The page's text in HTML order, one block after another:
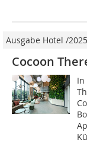
Ausgabe Hotel /2025
Cocoon
In